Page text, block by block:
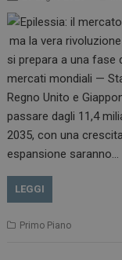
si prepara a una fase
mercati mondiali —
Regno Unito e
passare dagli 11,4
2035, con una
espansione saranno…
LEGGI
Primo Piano